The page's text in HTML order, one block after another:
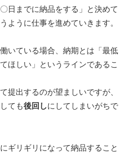
日までに納品をする」と決めて
ように仕事を進めていきます。
いている場合、納期とは「最低
ほしい」というラインであるこ
提出するのが望ましいですが、
ても後回しにしてしまいがちで
ギリギリになって納品すること